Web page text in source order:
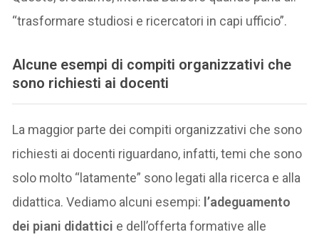
“trasformare studiosi e ricercatori in capi ufficio”.
Alcune esempi di compiti organizzativi che
sono richiesti ai docenti
La maggior parte dei compiti organizzativi che sono
richiesti ai docenti riguardano, infatti, temi che sono
solo molto “latamente” sono legati alla ricerca e alla
didattica. Vediamo alcuni esempi: l’adeguamento
dei piani didattici e dell’offerta formative alle